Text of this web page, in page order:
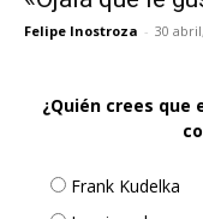
Felipe Inostroza - 30
¿Quién crees que
Frank Kudelka